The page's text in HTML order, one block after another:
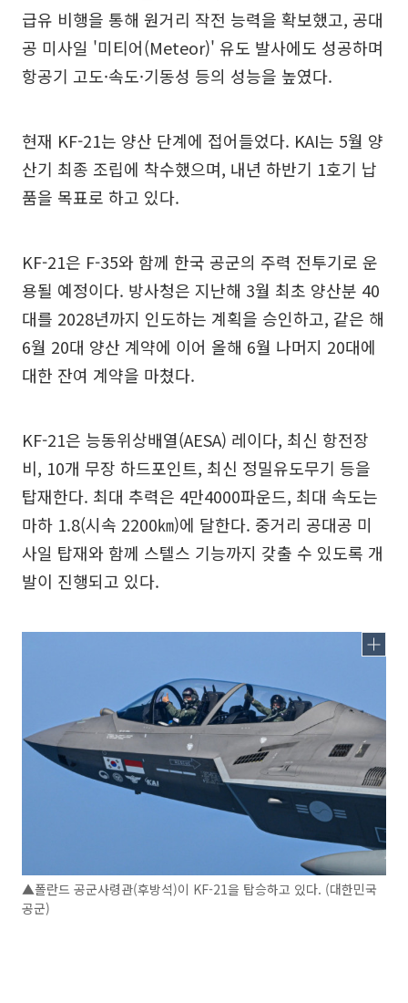
급유 비행을 통해 원거리 작전 능력을 확보했고, 공대
공 미사일 '미티어(Meteor)' 유도 발사에도 성공하며
항공기 고도·속도·기동성 등의 성능을 높였다.
현재 KF-21는 양산 단계에 접어들었다. KAI는 5월 양
산기 최종 조립에 착수했으며, 내년 하반기 1호기 납
품을 목표로 하고 있다.
KF-21은 F-35와 함께 한국 공군의 주력 전투기로 운
용될 예정이다. 방사청은 지난해 3월 최초 양산분 40
대를 2028년까지 인도하는 계획을 승인하고, 같은 해
6월 20대 양산 계약에 이어 올해 6월 나머지 20대에
대한 잔여 계약을 마쳤다.
KF-21은 능동위상배열(AESA) 레이다, 최신 항전장
비, 10개 무장 하드포인트, 최신 정밀유도무기 등을
탑재한다. 최대 추력은 4만4000파운드, 최대 속도는
마하 1.8(시속 2200㎞)에 달한다. 중거리 공대공 미
사일 탑재와 함께 스텔스 기능까지 갖출 수 있도록 개
발이 진행되고 있다.
▲폴란드 공군사령관(후방석)이 KF-21을 탑승하고 있다. (대한민국
공군)